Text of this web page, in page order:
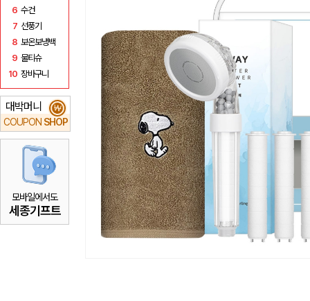
6 수건
7 선풍기
8 보온보냉백
9 물티슈
10 장바구니
대박머니
COUPON SHOP
₩
모바일에서도
세종기프트